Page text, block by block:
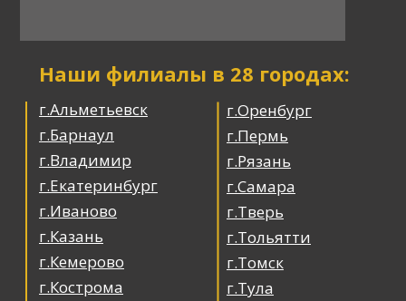
г.Оренбург
г.Пермь
г.Рязань
г.Самара
г.Тверь
г.Тольятти
г.Томск
г.Тула
г.Альметьевск
г.Барнаул
г.Владимир
г.Екатеринбург
г.Иваново
г.Казань
г.Кемерово
г.Кострома
Наши филиалы в 28 городах: